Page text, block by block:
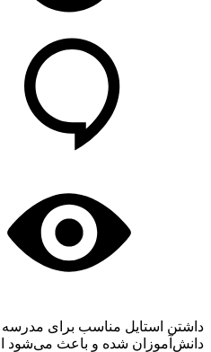
داشتن استایل مناسب برای
دانش‌آموزان شده و باعث می‌شود